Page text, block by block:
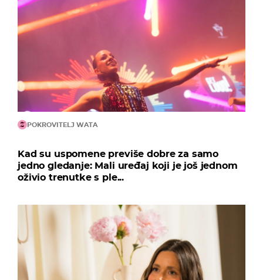
POKROVITELJ WATA
Kad su uspomene previše dobre za samo
jedno gledanje: Mali uređaj koji je još jednom
oživio trenutke s ple...